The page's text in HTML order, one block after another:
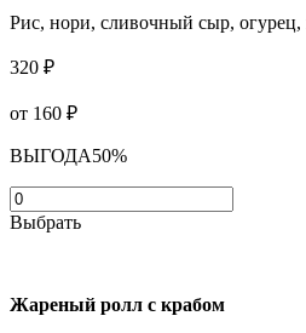
Рис, нори, сливочный сыр,
320 ₽
от 160 ₽
ВЫГОДА50%
Выбрать
Жареный ролл с крабом